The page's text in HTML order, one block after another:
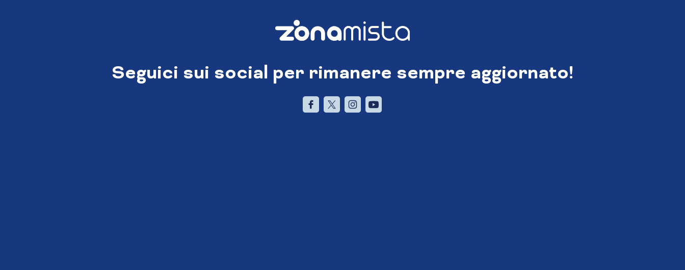
Seguici sui social per rimanere sempre aggiornato!